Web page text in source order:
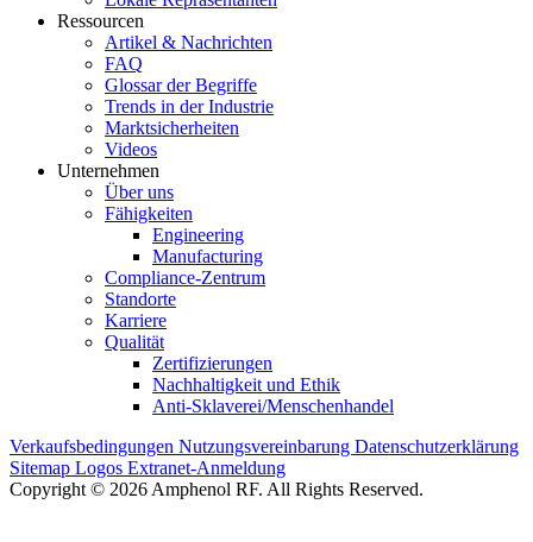
Ressourcen
Artikel & Nachrichten
FAQ
Glossar der Begriffe
Trends in der Industrie
Marktsicherheiten
Videos
Unternehmen
Über uns
Fähigkeiten
Engineering
Manufacturing
Compliance-Zentrum
Standorte
Karriere
Qualität
Zertifizierungen
Nachhaltigkeit und Ethik
Anti-Sklaverei/Menschenhandel
Verkaufsbedingungen Nutzungsvereinbarung Datenschutzerklärung
Sitemap Logos Extranet-Anmeldung
Copyright © 2026 Amphenol RF. All Rights Reserved.